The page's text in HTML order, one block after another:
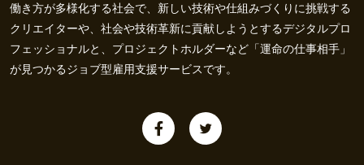
働き方が多様化する社会で、新しい技術や仕組みづくりに挑戦する
クリエイターや、社会や技術革新に貢献しようとするデジタルプロ
フェッショナルと、プロジェクトホルダーなど「運命の仕事相手」
が見つかるジョブ型雇用支援サービスです。